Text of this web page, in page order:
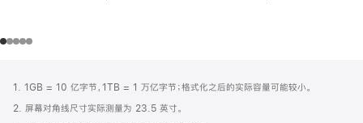
页
注
1. 1GB = 10 亿字节，1TB = 1 万亿字节；格式化之后的实际容量可能较小。
2. 屏幕对角线尺寸实际测量为 23.5 英寸。